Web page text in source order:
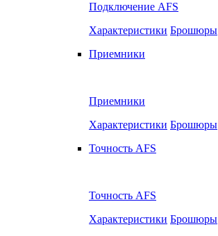
Подключение AFS
Характеристики Брошюры
Приемники
Приемники
Характеристики Брошюры
Точность AFS
Точность AFS
Характеристики Брошюры